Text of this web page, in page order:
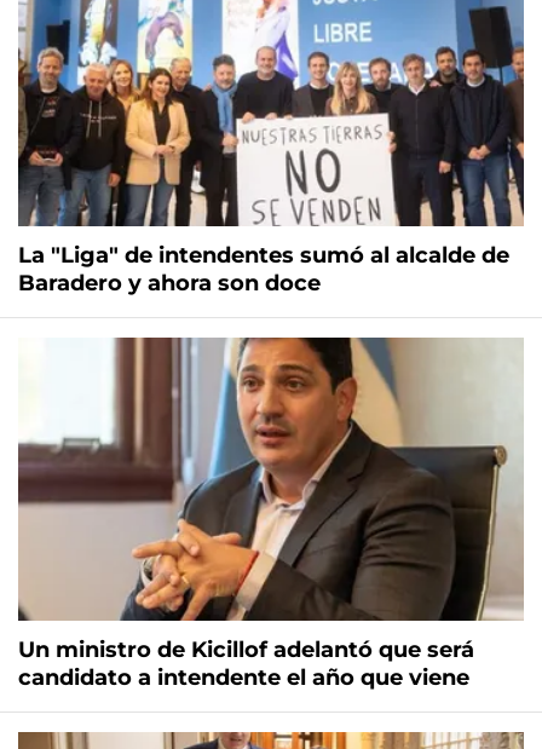
La "Liga" de intendentes sumó al alcalde de
Baradero y ahora son doce
Un ministro de Kicillof adelantó que será
candidato a intendente el año que viene